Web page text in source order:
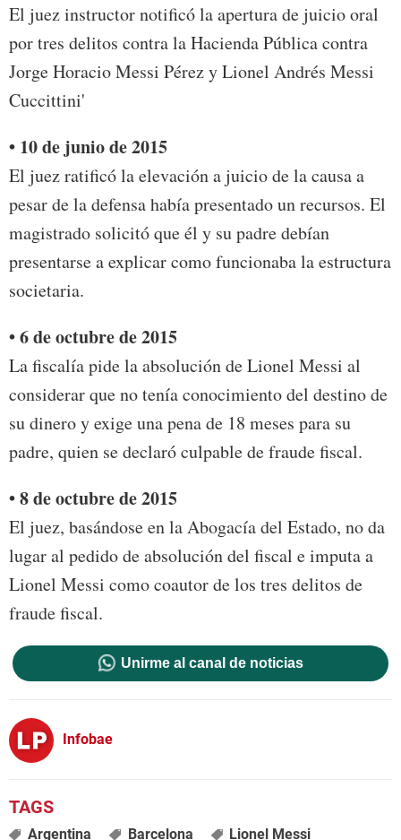
El juez instructor notificó la apertura de juicio oral
por tres delitos contra la Hacienda Pública contra
Jorge Horacio Messi Pérez y Lionel Andrés Messi
Cuccittini'
• 10 de junio de 2015
El juez ratificó la elevación a juicio de la causa a
pesar de la defensa había presentado un recursos. El
magistrado solicitó que él y su padre debían
presentarse a explicar como funcionaba la estructura
societaria.
• 6 de octubre de 2015
La fiscalía pide la absolución de Lionel Messi al
considerar que no tenía conocimiento del destino de
su dinero y exige una pena de 18 meses para su
padre, quien se declaró culpable de fraude fiscal.
• 8 de octubre de 2015
El juez, basándose en la Abogacía del Estado, no da
lugar al pedido de absolución del fiscal e imputa a
Lionel Messi como coautor de los tres delitos de
fraude fiscal.
Unirme al canal de noticias
Infobae
Argentina Barcelona Lionel Messi